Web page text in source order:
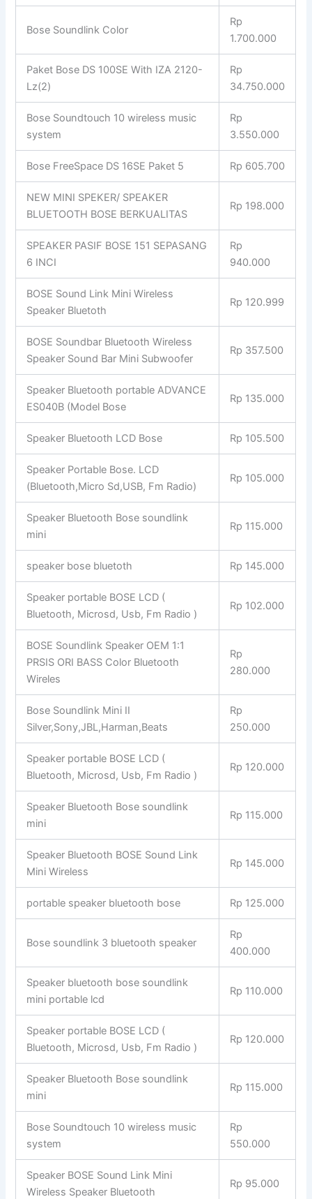
Bose Soundlink Color
Rp
1.700.000
Paket Bose DS 100SE With IZA 2120-
Lz(2)
Rp
34.750.000
Bose Soundtouch 10 wireless music
system
Rp
3.550.000
Bose FreeSpace DS 16SE Paket 5 Rp 605.700
NEW MINI SPEKER/ SPEAKER
BLUETOOTH BOSE BERKUALITAS
Rp 198.000
SPEAKER PASIF BOSE 151 SEPASANG
6 INCI
Rp
940.000
BOSE Sound Link Mini Wireless
Speaker Bluetoth
Rp 120.999
BOSE Soundbar Bluetooth Wireless
Speaker Sound Bar Mini Subwoofer
Rp 357.500
Speaker Bluetooth portable ADVANCE
ES040B (Model Bose
Rp 135.000
Speaker Bluetooth LCD Bose Rp 105.500
Speaker Portable Bose. LCD
(Bluetooth,Micro Sd,USB, Fm Radio)
Rp 105.000
Speaker Bluetooth Bose soundlink
mini
Rp 115.000
speaker bose bluetoth Rp 145.000
Speaker portable BOSE LCD (
Bluetooth, Microsd, Usb, Fm Radio )
Rp 102.000
BOSE Soundlink Speaker OEM 1:1
PRSIS ORI BASS Color Bluetooth
Wireles
Rp
280.000
Bose Soundlink Mini II
Silver,Sony,JBL,Harman,Beats
Rp
250.000
Speaker portable BOSE LCD (
Bluetooth, Microsd, Usb, Fm Radio )
Rp 120.000
Speaker Bluetooth Bose soundlink
mini
Rp 115.000
Speaker Bluetooth BOSE Sound Link
Mini Wireless
Rp 145.000
portable speaker bluetooth bose Rp 125.000
Bose soundlink 3 bluetooth speaker
Rp
400.000
Speaker bluetooth bose soundlink
mini portable lcd
Rp 110.000
Speaker portable BOSE LCD (
Bluetooth, Microsd, Usb, Fm Radio )
Rp 120.000
Speaker Bluetooth Bose soundlink
mini
Rp 115.000
Bose Soundtouch 10 wireless music
system
Rp
550.000
Speaker BOSE Sound Link Mini
Wireless Speaker Bluetooth
Rp 95.000